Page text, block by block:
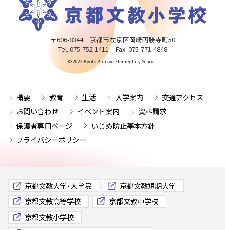
〒606-8344 京都市左京区岡崎円勝寺町50
Tel. 075-752-1411 Fax. 075-771-4848
© 2023 Kyoto Bunkyo Elementary School.
概要 教育 生活 入学案内
交通アクセス
お問い合わせ
イベント案内
資料請求
保護者専用ページ
いじめ防止基本方針
プライバシーポリシー
京都文教大学･大学院
京都文教短期大学
京都文教高等学校
京都文教中学校
京都文教小学校